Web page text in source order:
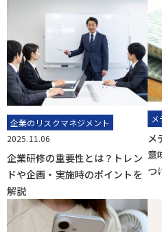
企業のリスクマネジメント
2025.11.06
企業研修の重要性とは？トレン
ドや企画・実施時のポイントを
解説
メ
意
つ